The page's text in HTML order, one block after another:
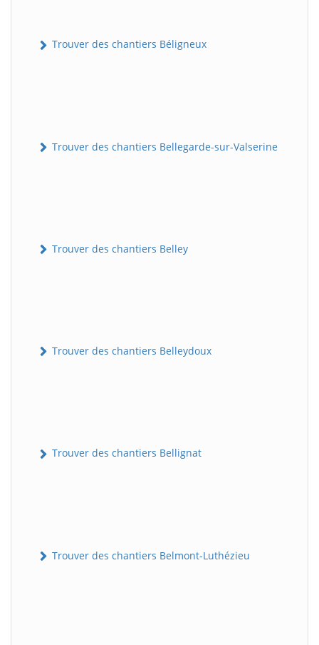
Trouver des chantiers Béligneux
Trouver des chantiers Bellegarde-sur-Valserine
Trouver des chantiers Belley
Trouver des chantiers Belleydoux
Trouver des chantiers Bellignat
Trouver des chantiers Belmont-Luthézieu